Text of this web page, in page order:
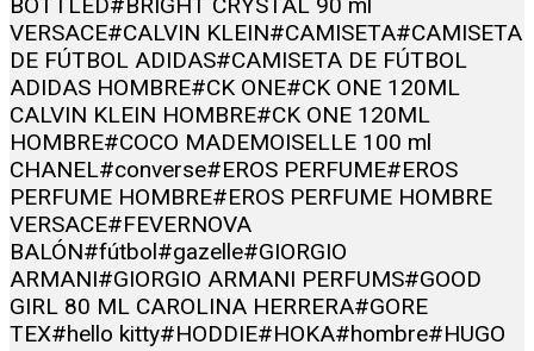
VERSACE#CALVIN KLEIN#CAMISETA#CAMISETA
DE FÚTBOL ADIDAS#CAMISETA DE FÚTBOL
ADIDAS HOMBRE#CK ONE#CK ONE 120ML
CALVIN KLEIN HOMBRE#CK ONE 120ML
HOMBRE#COCO MADEMOISELLE 100 ml
CHANEL#converse#EROS PERFUME#EROS
PERFUME HOMBRE#EROS PERFUME HOMBRE
VERSACE#FEVERNOVA
BALÓN#fútbol#gazelle#GIORGIO
ARMANI#GIORGIO ARMANI PERFUMS#GOOD
GIRL 80 ML CAROLINA HERRERA#GORE
TEX#hello kitty#HODDIE#HOKA#hombre#HUGO